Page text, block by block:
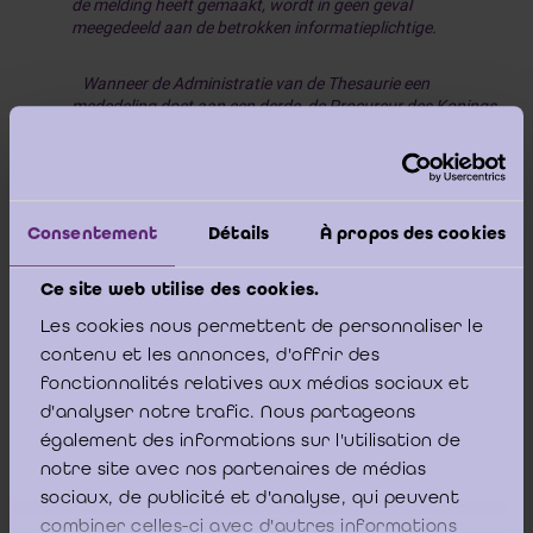
Consentement Détails À propos des cookies
Ce site web utilise des cookies.
Les cookies nous permettent de personnaliser le
contenu et les annonces, d'offrir des
fonctionnalités relatives aux médias sociaux et
d'analyser notre trafic. Nous partageons
également des informations sur l'utilisation de
notre site avec nos partenaires de médias
sociaux, de publicité et d'analyse, qui peuvent
combiner celles-ci avec d'autres informations
de melding heeft gemaakt, wordt in geen geval
meegedeeld aan de betrokken informatieplichtige.
Wanneer de Administratie van de Thesaurie een
mededeling doet aan een derde, de Procureur des Konings
van de onderworpen entiteit of de bevoegde autoriteit die
de melding van een verschil als bedoeld in paragraaf 1
gemaakt zonder te preciseren welke onderworpen entiteit
of bevoegde autoriteit eraan ten grondslag ligt. Deze
vermelding is alleen zichtbaar voor de bevoegde
autoriteiten en wordt verwijderd zodra de informatie over
uiteindelijke begunstigden in het UBO-register is bevestigd,
verbeterd, verduidelijkt, vervolledigd of gewijzigd
overeenkomstig het eerste lid.”.